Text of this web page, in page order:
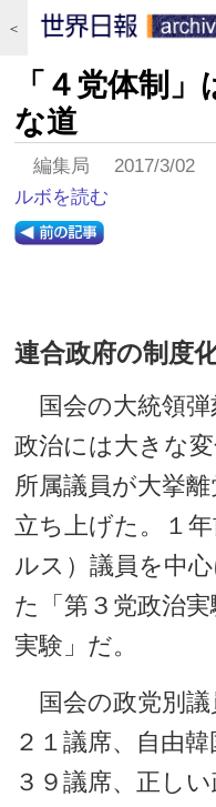
＜
「４党体制
な道
編集局 2017/3/
ルボを読む
連合政府の制度
国会の大統領弾
政治には大きな
所属議員が大挙
立ち上げた。１
ルス）議員を中
た「第３党政治
実験」だ。
国会の政党別議
２１議席、自由
３９議席、正し